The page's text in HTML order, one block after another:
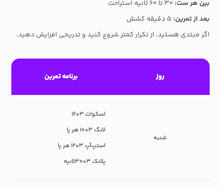
بین هر ست: ۳۰ تا ۶۰ ثانیه استراحت
بعد از تمرین: ۵ دقیقه کشش
اگر مبتدی هستید، از تکرار کمتر شروع کنید و تدریجی افزایش دهید.
روز برنامه تمرین
شنبه
اسکوات ۳×۱۲
لانگ ۳×۱۰ هر پا
استپ‌آپ ۳×۱۲ هر پا
پلانک ۳×۳۰ثانیه